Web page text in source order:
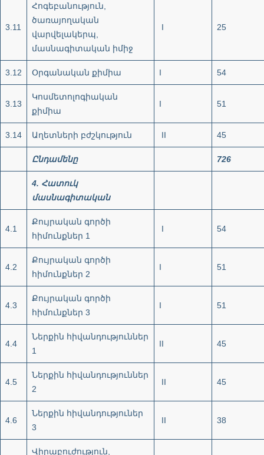
3.11
Հոգեբանություն,
ծառայողական
վարվելակերպ,
մասնագիտական իմիջ
I 25
3.12 Օրգանական քիմիա I 54
3.13
Կոսմետոլոգիական
քիմիա
I 51
3.14 Աղետների բժշկություն II 45
Ընդամենը 726
4. Հատուկ
մասնագիտական
4.1
Քույրական գործի
հիմունքներ 1
I 54
4.2
Քույրական գործի
հիմունքներ 2
I 51
4.3
Քույրական գործի
հիմունքներ 3
I 51
4.4
Ներքին հիվանդություններ
1
II 45
4.5
Ներքին հիվանդություններ
2
II 45
4.6
Ներքին հիվանդություներ
3
II 38
Վիրաբուժություն,